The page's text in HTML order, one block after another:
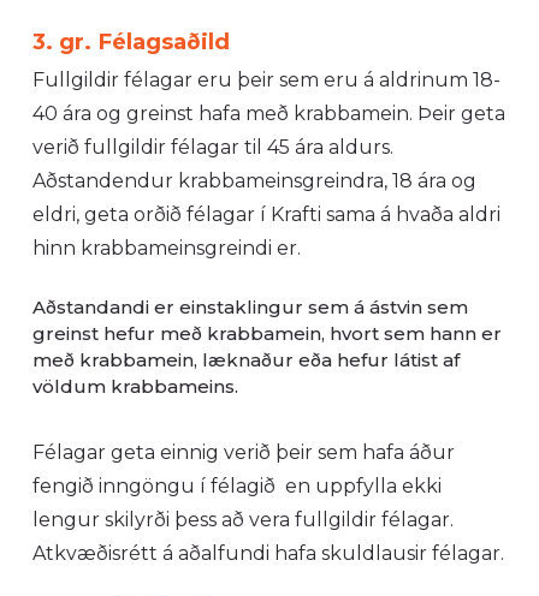
3. gr. Félagsaðild
Fullgildir félagar eru þeir sem eru á aldrinum 18-
40 ára og greinst hafa með krabbamein. Þeir geta
verið fullgildir félagar til 45 ára aldurs.
Aðstandendur krabbameinsgreindra, 18 ára og
eldri, geta orðið félagar í Krafti sama á hvaða aldri
hinn krabbameinsgreindi er.
Aðstandandi er einstaklingur sem á ástvin sem
greinst hefur með krabbamein, hvort sem hann er
með krabbamein, læknaður eða hefur látist af
völdum krabbameins.
Félagar geta einnig verið þeir sem hafa áður
fengið inngöngu í félagið en uppfylla ekki
lengur skilyrði þess að vera fullgildir félagar.
Atkvæðisrétt á aðalfundi hafa skuldlausir félagar.